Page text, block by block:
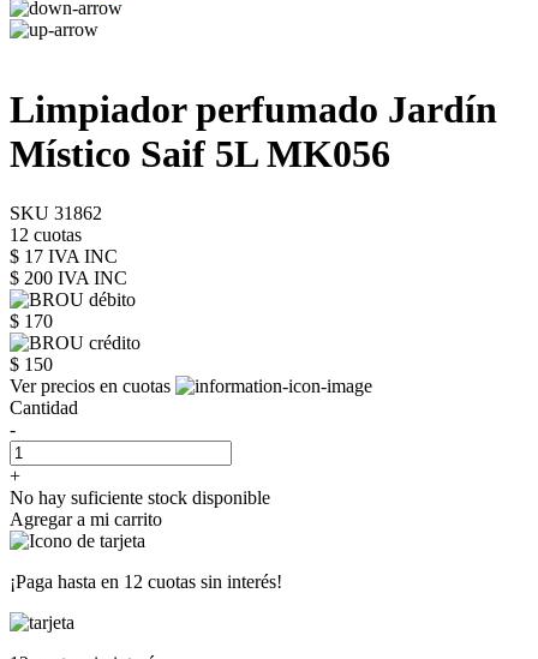
Limpiador perfumado Jardín
Místico Saif 5L MK056
SKU 31862
12 cuotas
$ 17 IVA INC
$ 200 IVA INC
$ 170
$ 150
Ver precios en cuotas
Cantidad
-
+
No hay suficiente stock disponible
Agregar a mi carrito
¡Paga hasta en 12 cuotas sin interés!